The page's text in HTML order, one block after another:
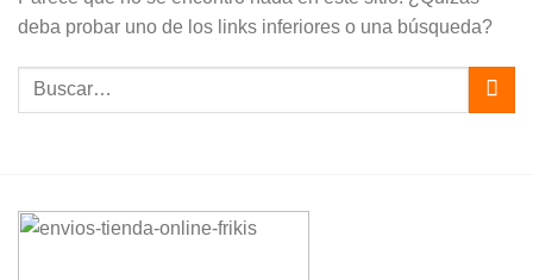
deba probar uno de los links inferiores o una búsqueda?